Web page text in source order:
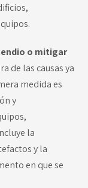
o mitigar
de las causas ya
medida es
y
la
y la
en que se